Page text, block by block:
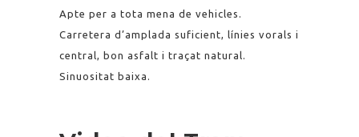
Apte per a tota mena de vehicles.
Carretera d’amplada suficient, línies vorals i
central, bon asfalt i traçat natural.
Sinuositat baixa.